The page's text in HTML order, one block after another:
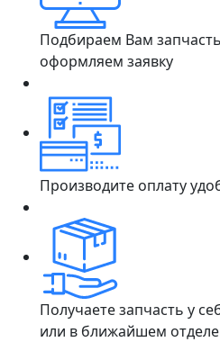
Подбираем Вам
оформляем заявку
Производите оплату
Получаете запчасть у
или в ближайшем